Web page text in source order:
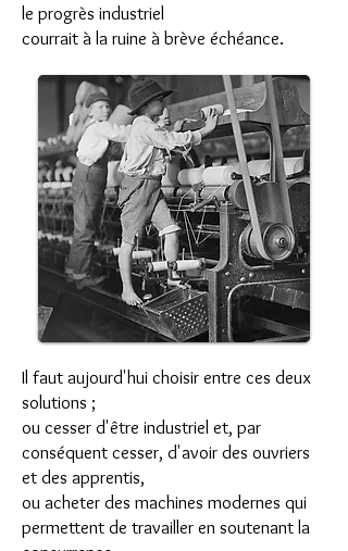
le progrès industriel
courrait à la ruine à brève échéance.
Il faut aujourd'hui choisir entre ces deux
solutions ;
ou cesser d'être industriel et, par
conséquent cesser, d'avoir des ouvriers
et des apprentis,
ou acheter des machines modernes qui
permettent de travailler en soutenant la